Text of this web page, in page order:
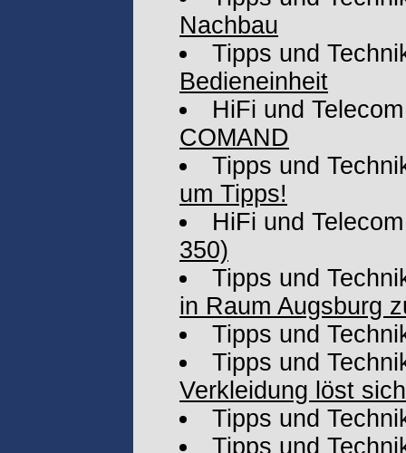
Nachbau
Tipps und
Bedieneinheit
HiFi und Telecom
COMAND
Tipps und
um Tipps!
HiFi und Telecom
350)
Tipps und
in Raum Augsburg
Tipps und
Tipps und
Verkleidung löst
Tipps und
Tipps und